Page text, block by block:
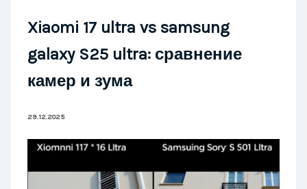
Xiaomi 17 ultra vs samsung
galaxy S25 ultra: сравнение
камер и зума
29.12.2025